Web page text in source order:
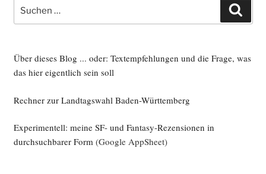
nach:
Über dieses Blog ... oder: Textempfehlungen und die Frage, was
das hier eigentlich sein soll
Rechner zur Landtagswahl Baden-Württemberg
Experimentell: meine SF- und Fantasy-Rezensionen in
durchsuchbarer Form(Google AppSheet)